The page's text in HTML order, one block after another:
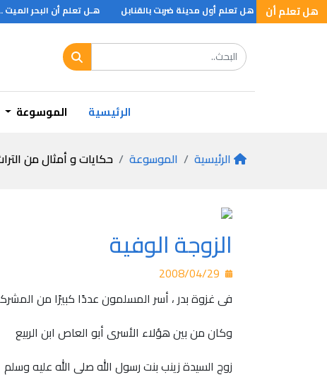
هل تعلم أن
تعلم ان ؟ هل تعلم أول مدينة ضربت بالقنابل هـل تعلم أن البحر الميت .. ؟
الرئيسية الموسوعة
الرئيسية الموسوعة حكايات و أمثال من
الزوجة الوفية
فى غزوة بدر ، أسر المسلمون عددًا كبيرًا من
وكان من بين هؤلاء الأسرى أبو العاص ابن الربيع
زوج السيدة زينب بنت رسول الله صلى الله عليه وسلم